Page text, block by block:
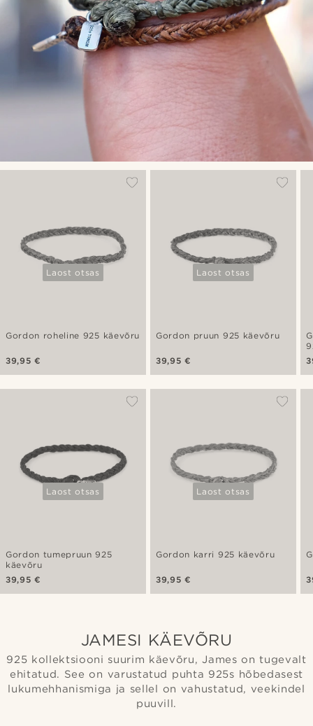
Laost otsas
Gordon roheline 925 käevõru
39,95 €
Laost otsas
Gordon pruun 925 käevõru
39,95 €
Laost otsas
Gordon tumepruun 925
käevõru
39,95 €
Laost otsas
Gordon karri 925 käevõru
39,95 €
JAMESI KÄEVÕRU
925 kollektsiooni suurim käevõru, James on tugevalt
ehitatud. See on varustatud puhta 925s hõbedasest
lukumehhanismiga ja sellel on vahustatud, veekindel
puuvill.